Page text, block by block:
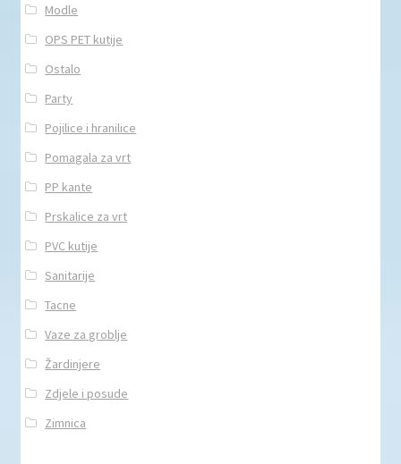
Modle
OPS PET kutije
Ostalo
Party
Pojilice i hranilice
Pomagala za vrt
PP kante
Prskalice za vrt
PVC kutije
Sanitarije
Tacne
Vaze za groblje
Žardinjere
Zdjele i posude
Zimnica